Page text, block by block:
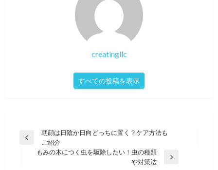
creatingllc
すべての投稿を表示
投
朝顔は日陰か日向どっちに置く？ケア方法も
ご紹介
もみの木につく虫を駆除したい！虫の種類
や対策法